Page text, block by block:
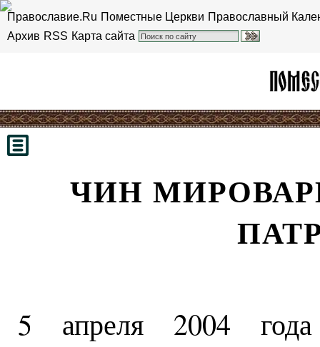
Православие.Ru Поместные Церкви Православный
Архив RSS Карта сайта
ЧИН
5 апреля 2004